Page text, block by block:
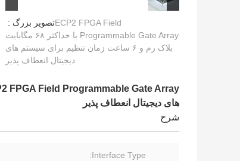
تصویر بزرگ :ECP2 FPGA Field
Programmable Gate Array با حداکثر ۶۸ مگابایت
بلاک رم و ۶ ساعت زمان تنظیم برای سیستم های
دیجیتال انعطاف پذیر
های دیجیتال انعطاف پذیر
شرح
Interface Type: